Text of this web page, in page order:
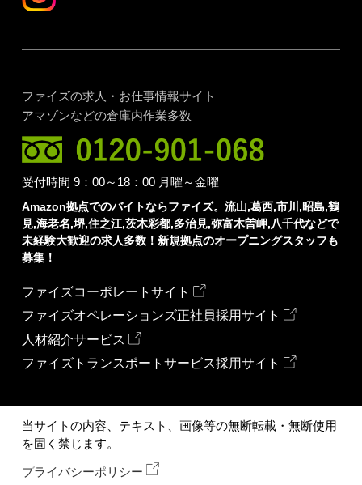
ファイズの求人・お仕事情報サイト
アマゾンなどの倉庫内作業多数
受付時間 9：00～18：00 月曜～金曜
Amazon拠点でのバイトならファイズ。流山,葛西,市川,昭島,鶴
見,海老名,堺,住之江,茨木彩都,多治見,弥富木曽岬,八千代などで
未経験大歓迎の求人多数！新規拠点のオープニングスタッフも
募集！
ファイズコーポレートサイト
ファイズオペレーションズ正社員採用サイト
人材紹介サービス
ファイズトランスポートサービス採用サイト
当サイトの内容、テキスト、画像等の無断転載・無断使用
を固く禁じます。
プライバシーポリシー